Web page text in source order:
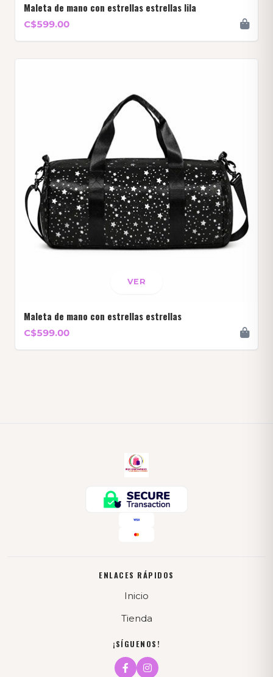
Maleta de mano con estrellas estrellas lila
C$599.00
VER
Maleta de mano con estrellas estrellas
C$599.00
ENLACES RÁPIDOS
Inicio
Tienda
¡SÍGUENOS!